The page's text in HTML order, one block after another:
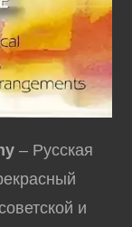
– Русская
и